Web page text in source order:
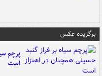
برگزیده عکس
پرچم
است